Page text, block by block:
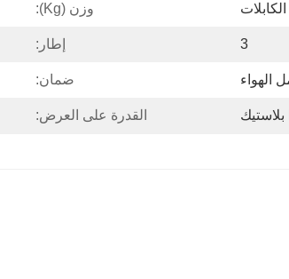
وزن (kg):
3 إطار:
الهواء ضمان:
القدرة على العرض: